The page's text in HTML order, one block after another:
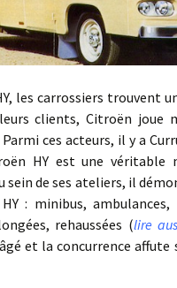
carrossiers trouvent un
clients, Citroën joue
ces acteurs, il y a
HY est une véritable
sein de ses ateliers, il
: minibus, ambulances,
rehaussées (lire
et la concurrence